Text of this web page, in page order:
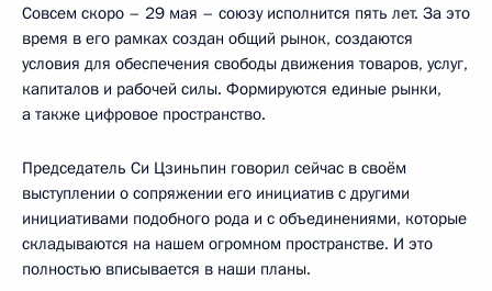
Совсем скоро – 29 мая – союзу исполнится пять лет. За это
время в его рамках создан общий рынок, создаются
условия для обеспечения свободы движения товаров, услуг,
капиталов и рабочей силы. Формируются единые рынки,
а также цифровое пространство.
Председатель Си Цзиньпин говорил сейчас в своём
выступлении о сопряжении его инициатив с другими
инициативами подобного рода и с объединениями, которые
складываются на нашем огромном пространстве. И это
полностью вписывается в наши планы.